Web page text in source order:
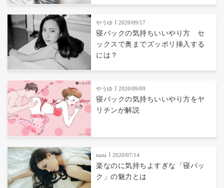
やうゆ 2020/09/17
寝バックの気持ちいいやり方 セ
ックスで奥までズッポリ挿入する
には？
やうゆ 2020/09/09
寝バックの気持ちいいやり方をヤ
リチンが解説
tsuta 2020/07/14
楽なのに気持ちよすぎな「寝バッ
ク」の魅力とは